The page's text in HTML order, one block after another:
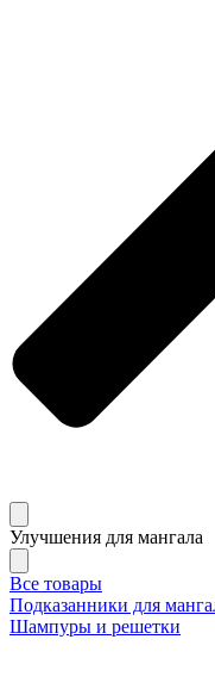
Улучшения для мангала
Все товары
Подказанники для
Шампуры и решетки